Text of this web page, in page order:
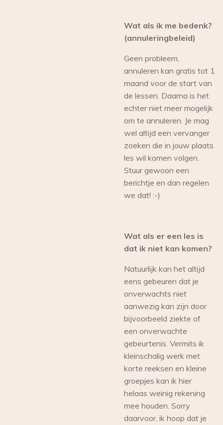
Wat als ik me bedenk?
(annuleringbeleid)
Geen probleem,
annuleren kan gratis tot 1
maand voor de start van
de lessen. Daarna is het
echter niet meer mogelijk
om te annuleren. Je mag
wel altijd een vervanger
zoeken die in jouw plaats
les wil komen volgen.
Stuur gewoon een
berichtje en dan regelen
we dat! :-)
Wat als er een les is
dat ik niet kan komen?
Natuurlijk kan het altijd
eens gebeuren dat je
onverwachts niet
aanwezig kan zijn door
bijvoorbeeld ziekte of
een onverwachte
gebeurtenis. Vermits ik
kleinschalig werk met
korte reeksen en kleine
groepjes kan ik hier
helaas weinig rekening
mee houden. Sorry
daarvoor, ik hoop dat je